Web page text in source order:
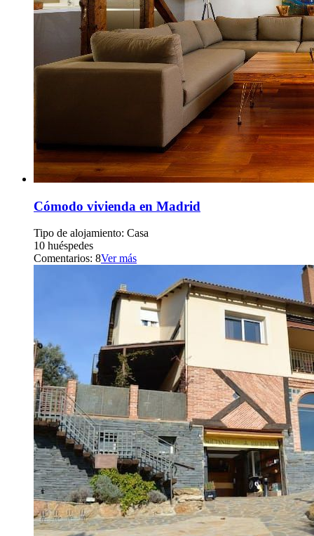
Cómodo vivienda en Madrid
Tipo de alojamiento: Casa
10 huéspedes
Comentarios: 8Ver más